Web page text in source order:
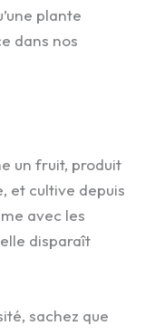
plante
dans nos
un fruit, produit
et cultive depuis
avec les
disparaît
sachez que